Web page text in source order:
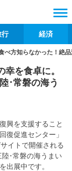
行 経済
べ方知らなかった！絶
を食卓に。
･常磐の海う
興を支援すること
復促進センター」
イトで開催される
陸･常磐の海うまい
出展中です。